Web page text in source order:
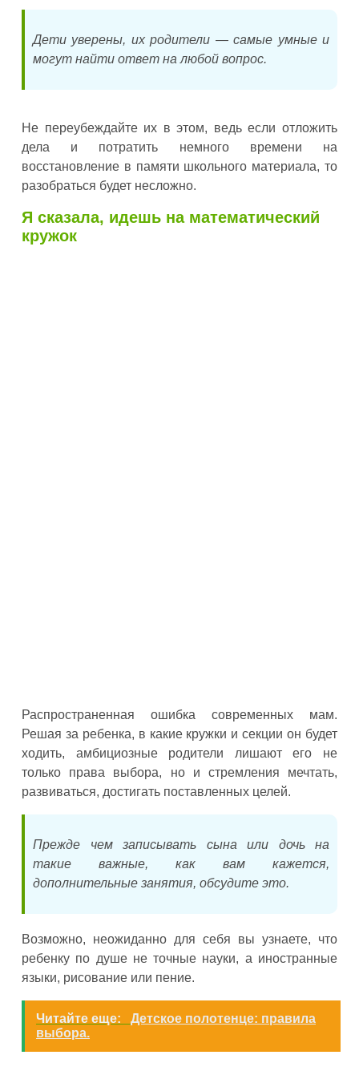
Дети уверены, их родители — самые умные и
могут найти ответ на любой вопрос.
Не переубеждайте их в этом, ведь если отложить
дела и потратить немного времени на
восстановление в памяти школьного материала, то
разобраться будет несложно.
Я сказала, идешь на математический
кружок
Распространенная ошибка современных мам.
Решая за ребенка, в какие кружки и секции он будет
ходить, амбициозные родители лишают его не
только права выбора, но и стремления мечтать,
развиваться, достигать поставленных целей.
Прежде чем записывать сына или дочь на
такие важные, как вам кажется,
дополнительные занятия, обсудите это.
Возможно, неожиданно для себя вы узнаете, что
ребенку по душе не точные науки, а иностранные
языки, рисование или пение.
Читайте еще:
Детское полотенце: правила
выбора.